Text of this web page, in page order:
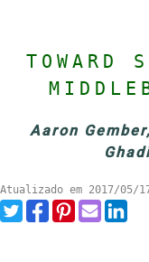
TOWARD
Aaron
Atualizado em 2017/05/